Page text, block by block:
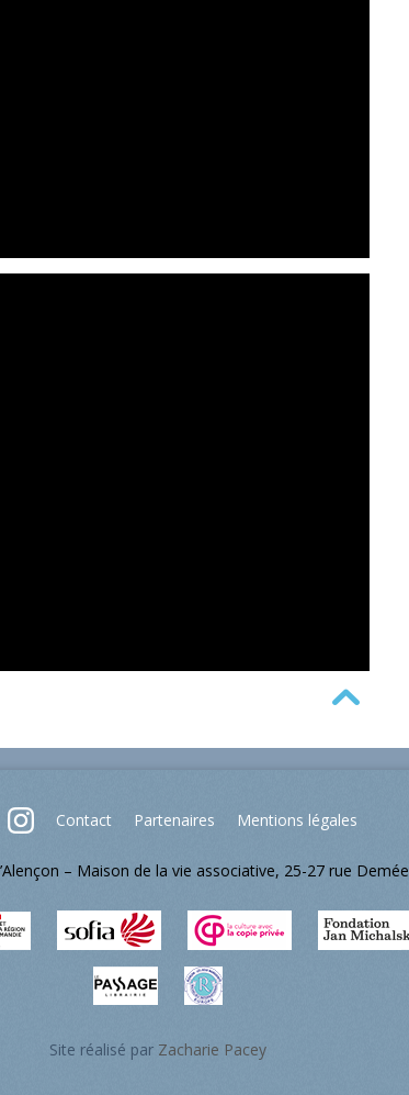
Contact Partenaires Mentions légales
– Maison de la vie associative, 25-27 rue
Site réalisé par Zacharie Pacey